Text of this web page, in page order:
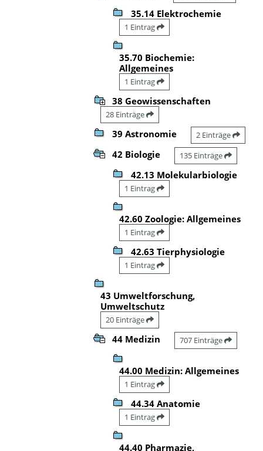
35.14 Elektrochemie
1 Eintrag
35.70 Biochemie:
Allgemeines
1 Eintrag
38 Geowissenschaften
28 Einträge
39 Astronomie 2 Einträge
42 Biologie 135 Einträge
42.13 Molekularbiologie
1 Eintrag
42.60 Zoologie: Allgemeines
1 Eintrag
42.63 Tierphysiologie
1 Eintrag
43 Umweltforschung,
Umweltschutz
20 Einträge
44 Medizin 707 Einträge
44.00 Medizin: Allgemeines
1 Eintrag
44.34 Anatomie
1 Eintrag
44.40 Pharmazie,